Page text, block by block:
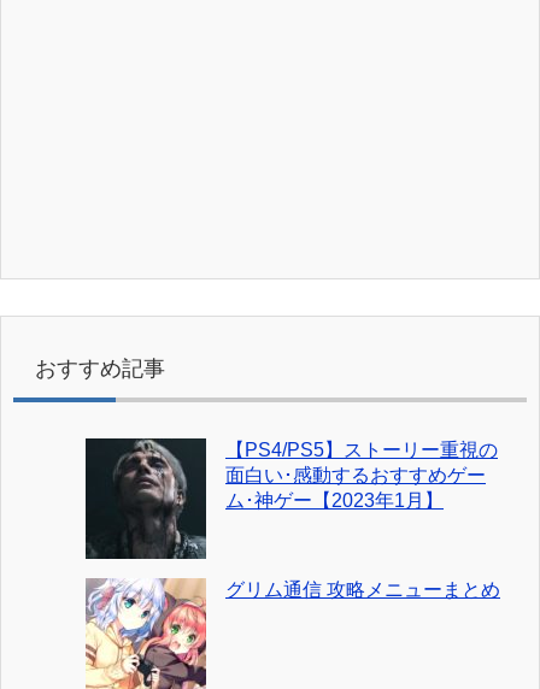
おすすめ記事
【PS4/PS5】ストーリー重視の
面白い･感動するおすすめゲー
ム･神ゲー【2023年1月】
グリム通信 攻略メニューまとめ